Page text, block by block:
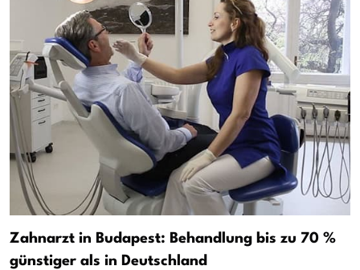
Zahnarzt in Budapest: Behandlung bis zu 70 %
günstiger als in Deutschland